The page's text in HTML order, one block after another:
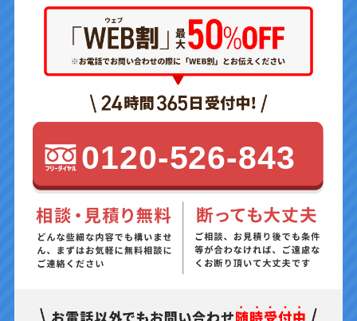
0120-526-843